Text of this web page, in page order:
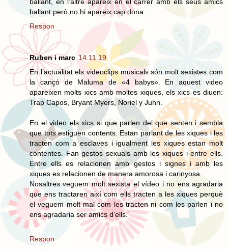
ballant però no hi apareix cap dona.
Respon
Ruben i marc 14.11.19
En l’actualitat els videoclips musicals són molt sexistes com
la cançó de Maluma de «4 babys». En aquest video
apareixen molts xics amb moltes xiques, els xics es diuen:
Trap Capos, Bryant Myers, Noriel y Juhn.
En el video els xics si que parlen del que senten i sembla
que tots estiguen contents. Estan parlant de les xiques i les
tracten com a esclaves i igualment les xiques estan molt
contentes. Fan gestos sexuals amb les xiques i entre ells.
Entre ells es relacionen amb gestos i signes i amb les
xiques es relacionen de manera amorosa i carinyosa.
Nosaltres veguem molt sexista el vídeo i no ens agradaria
que ens tractaren així com ells tracten a les xiques perquè
el veguem molt mal com les tracten ni com les parlen i no
ens agradaria ser amics d’ells.
Respon